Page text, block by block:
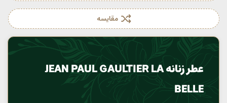
مقایسه
عطر زنانه JEAN PAUL GAULTIER LA
BELLE